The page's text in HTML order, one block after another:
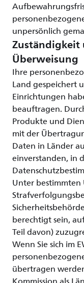
unpersönlich
Zuständigkeit
Überweisung
Ihre
Land gespeichert
Einrichtungen
beauftragen.
Produkte und
mit der
Daten in Länder
einverstanden, in
Unter
berechtigt sein,
Teil davon)
Wenn Sie sich im
übertragen